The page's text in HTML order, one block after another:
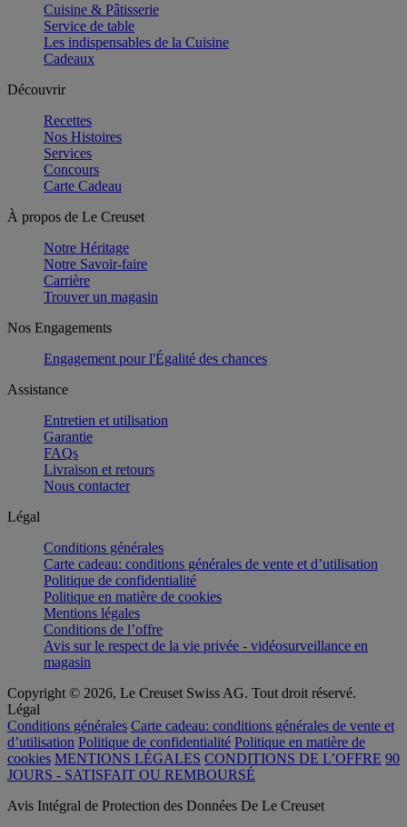
Cuisine & Pâtisserie
Service de table
Les indispensables de la Cuisine
Cadeaux
Découvrir
Recettes
Nos Histoires
Services
Concours
Carte Cadeau
À propos de Le Creuset
Notre Héritage
Notre Savoir-faire
Carrière
Trouver un magasin
Nos Engagements
Engagement pour l'Égalité des chances
Assistance
Entretien et utilisation
Garantie
FAQs
Livraison et retours
Nous contacter
Légal
Conditions générales
Carte cadeau: conditions générales de vente et d’utilisation
Politique de confidentialité
Politique en matière de cookies
Mentions légales
Conditions de l’offre
Avis sur le respect de la vie privée - vidéosurveillance en
magasin
Copyright © 2026, Le Creuset Swiss AG. Tout droit réservé.
Légal
Conditions générales Carte cadeau: conditions générales de vente et
d’utilisation Politique de confidentialité Politique en matière de
cookies MENTIONS LÉGALES CONDITIONS DE L’OFFRE 90
JOURS - SATISFAIT OU REMBOURSÉ
Avis Intégral de Protection des Données De Le Creuset